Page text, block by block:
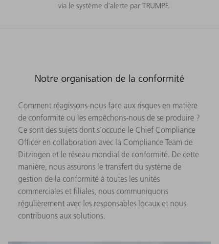
via le système d'alerte par TRUMPF.
Notre organisation de la conformité
Comment réagissons-nous face aux risques en matière
de conformité ou les empêchons-nous de se produire ?
Ce sont des sujets dont s’occupe le Chief Compliance
Officer en collaboration avec la Compliance Team de
Ditzingen et le réseau mondial de conformité. De cette
manière, nous assurons le transfert du système de
gestion de la conformité à toutes les unités
commerciales et filiales, nous communiquons
régulièrement avec les responsables locaux et nous
contribuons aux solutions.